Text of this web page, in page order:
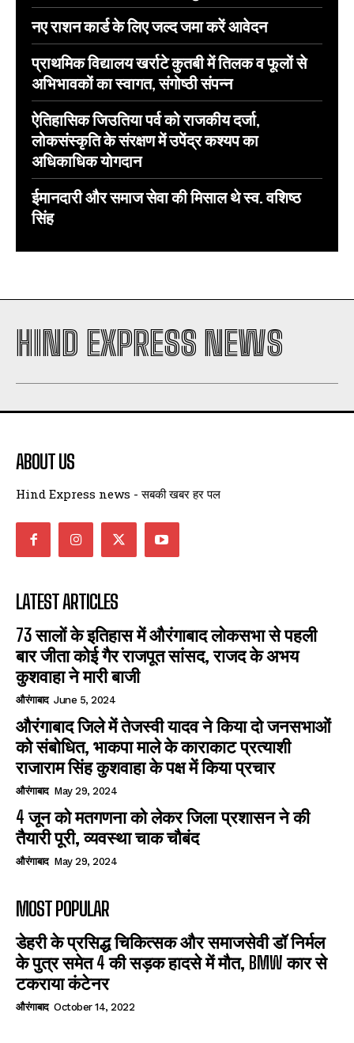
नए राशन कार्ड के लिए जल्द जमा करें आवेदन
प्राथमिक विद्यालय खर्राटे कुतबी में तिलक व फूलों से
अभिभावकों का स्वागत, संगोष्ठी संपन्न
ऐतिहासिक जिउतिया पर्व को राजकीय दर्जा,
लोकसंस्कृति के संरक्षण में उपेंद्र कश्यप का
अधिकाधिक योगदान
ईमानदारी और समाज सेवा की मिसाल थे स्व. वशिष्ठ
सिंह
HIND EXPRESS NEWS
ABOUT US
Hind Express news - सबकी खबर हर पल
LATEST ARTICLES
73 सालों के इतिहास में औरंगाबाद लोकसभा से पहली
बार जीता कोई गैर राजपूत सांसद, राजद के अभय
कुशवाहा ने मारी बाजी
औरंगाबाद June 5, 2024
औरंगाबाद जिले में तेजस्वी यादव ने किया दो जनसभाओं
को संबोधित, भाकपा माले के काराकाट प्रत्याशी
राजाराम सिंह कुशवाहा के पक्ष में किया प्रचार
औरंगाबाद May 29, 2024
4 जून को मतगणना को लेकर जिला प्रशासन ने की
तैयारी पूरी, व्यवस्था चाक चौबंद
औरंगाबाद May 29, 2024
MOST POPULAR
डेहरी के प्रसिद्ध चिकित्सक और समाजसेवी डॉ निर्मल
के पुत्र समेत 4 की सड़क हादसे में मौत, BMW कार से
टकराया कंटेनर
औरंगाबाद October 14, 2022